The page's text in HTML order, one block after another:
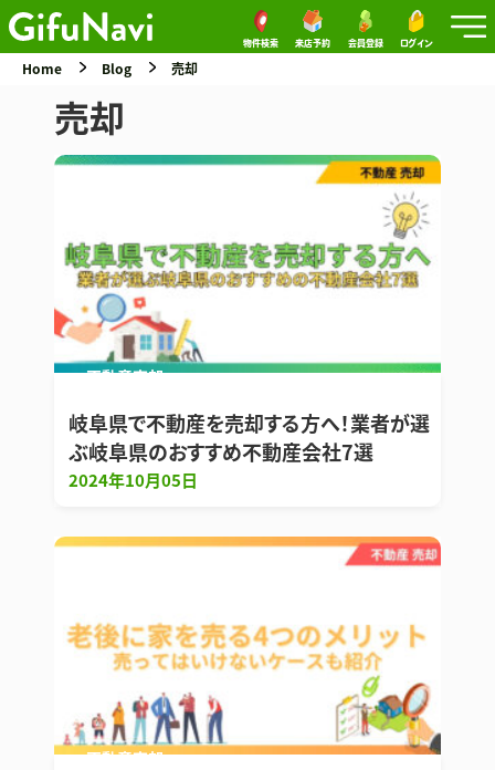
物件検索 来店予約 会員登録 ログイン
Home Blog 売却
売却
不動産売却
岐阜県で不動産を売却する方へ！業者が選
ぶ岐阜県のおすすめ不動産会社7選
2024年10月05日
不動産売却